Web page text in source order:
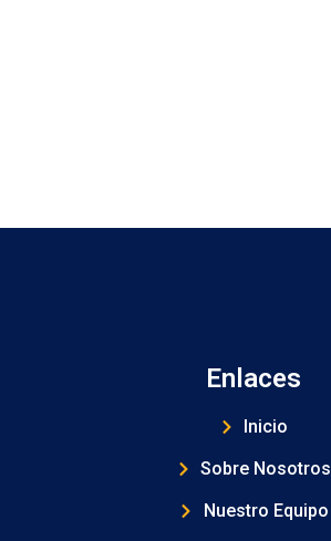
Enlaces
Inicio
Sobre Nosotros
Nuestro Equipo